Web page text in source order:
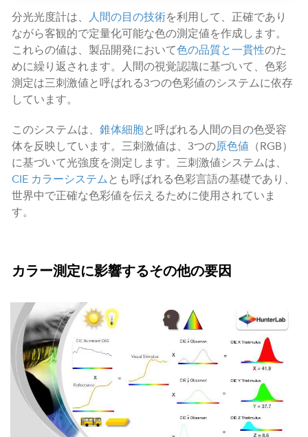
分光光度計は、 人間の目の技術を利用して、正確であり
ながら客観的で定量化可能な色の測定値を作成します。
これらの値は、製品開発において色の品質と一貫性のた
めに繰り返されます。人間の視覚認識に基づいて、色彩
測定は三刺激値と呼ばれる3つの色彩値のシステムに依存
しています。
このシステムは、 錐体細胞と呼ばれる人間の目の色受容
体を反映しています。三刺激値は、3つの原色値 （RGB）
に基づいて光強度を測定します。三刺激値システムは、
CIE カラーシステムとも呼ばれる色彩言語の基礎であり、
世界中で正確な色彩値を伝えるために使用されていま
す。
カラー測定に影響するその他の要因